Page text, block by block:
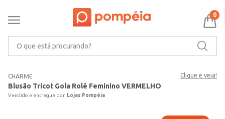
0
CHARME Clique e veja!
Blusão Tricot Gola Rolê Feminino VERMELHO
Lojas Pompéia